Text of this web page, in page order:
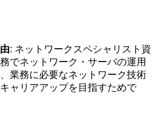
: ネットワークスペシャリスト資
でネットワーク・サーバの運用
業務に必要なネットワーク技術
ャリアアップを目指すためで